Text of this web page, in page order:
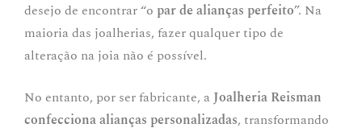
desejo de encontrar “o par de alianças perfeito”. Na
maioria das joalherias, fazer qualquer tipo de
alteração na joia não é possível.
No entanto, por ser fabricante, a Joalheria Reisman
confecciona alianças personalizadas, transformando